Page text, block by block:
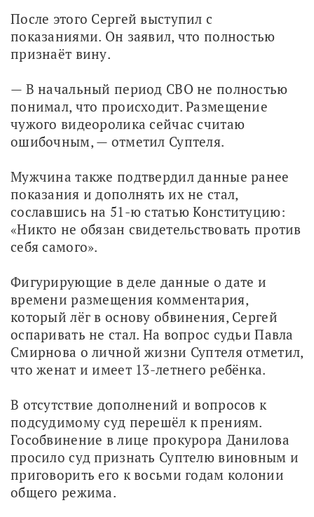
После этого Сергей выступил с
показаниями. Он заявил, что полностью
признаёт вину.
— В начальный период СВО не полностью
понимал, что происходит. Размещение
чужого видеоролика сейчас считаю
ошибочным, — отметил Суптеля.
Мужчина также подтвердил данные ранее
показания и дополнять их не стал,
сославшись на 51-ю статью Конституцию:
«Никто не обязан свидетельствовать против
себя самого».
Фигурирующие в деле данные о дате и
времени размещения комментария,
который лёг в основу обвинения, Сергей
оспаривать не стал. На вопрос судьи Павла
Смирнова о личной жизни Суптеля отметил,
что женат и имеет 13-летнего ребёнка.
В отсутствие дополнений и вопросов к
подсудимому суд перешёл к прениям.
Гособвинение в лице прокурора Данилова
просило суд признать Суптелю виновным и
приговорить его к восьми годам колонии
общего режима.